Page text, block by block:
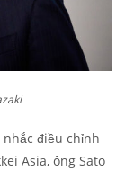
điều chỉnh
Asia, ông Sato